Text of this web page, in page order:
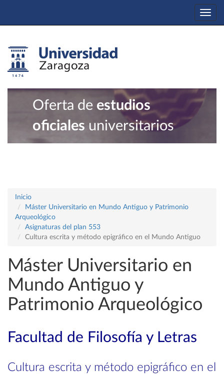
Oferta de estudios
oficiales universitarios
Inicio
Máster Universitario en Mundo Antiguo y Patrimonio
Arqueológico
Asignaturas del plan 553
Cultura escrita y método epigráfico en el Mundo Antiguo
Máster Universitario en
Mundo Antiguo y
Patrimonio Arqueológico
Facultad de Filosofía y Letras
Cultura escrita y método epigráfico en el